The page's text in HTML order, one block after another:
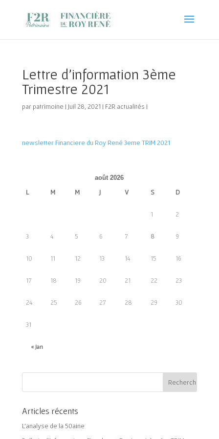
Lettre d’information 3ème
Trimestre 2021
parpatrimoine | Juil 28, 2021 | F2R actualités |
newsletter Financiere du Roy René 3eme TRIM 2021
août 2026
L M M J V S D
« Jan
1 2
3 4 5 6 7 8 9
10 11 12 13 14 15 16
17 18 19 20 21 22 23
24 25 26 27 28 29 30
31
Articles récents
L’analyse de la 50aine